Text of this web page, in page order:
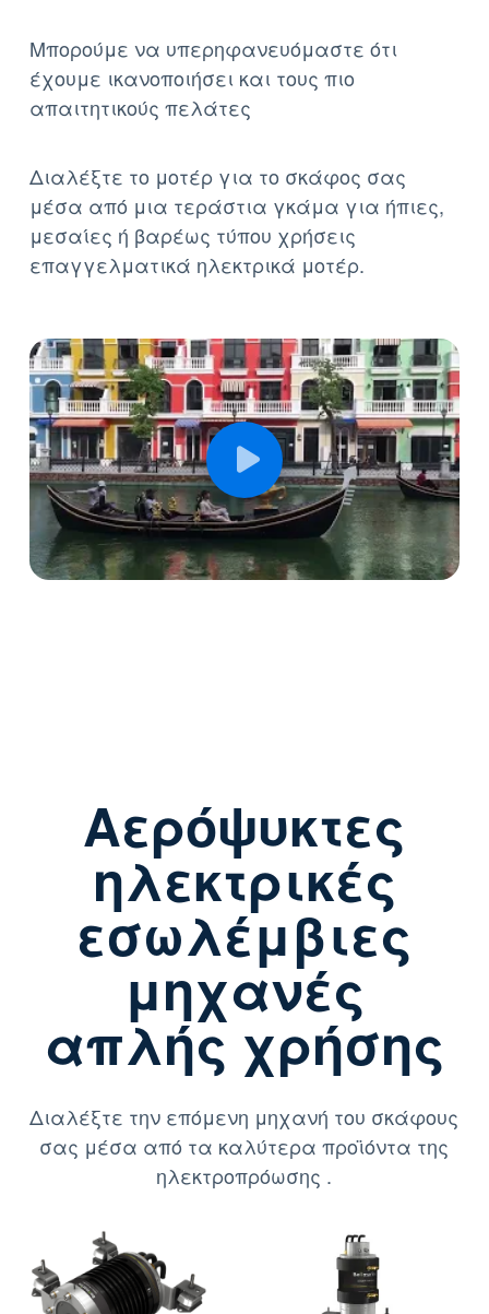
Μπορούμε να υπερηφανευόμαστε ότι
έχουμε ικανοποιήσει και τους πιο
απαιτητικούς πελάτες
Διαλέξτε το μοτέρ για το σκάφος σας
μέσα από μια τεράστια γκάμα για ήπιες,
μεσαίες ή βαρέως τύπου χρήσεις
επαγγελματικά ηλεκτρικά μοτέρ.
Αερόψυκτες
ηλεκτρικές
εσωλέμβιες
μηχανές
απλής χρήσης
Διαλέξτε την επόμενη μηχανή του σκάφους
σας μέσα από τα καλύτερα προϊόντα της
ηλεκτροπρόωσης .